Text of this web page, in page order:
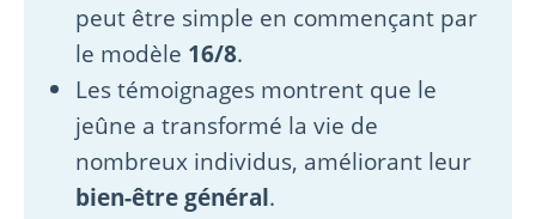
peut être simple en commençant par
le modèle 16/8.
Les témoignages montrent que le
jeûne a transformé la vie de
nombreux individus, améliorant leur
bien-être général.